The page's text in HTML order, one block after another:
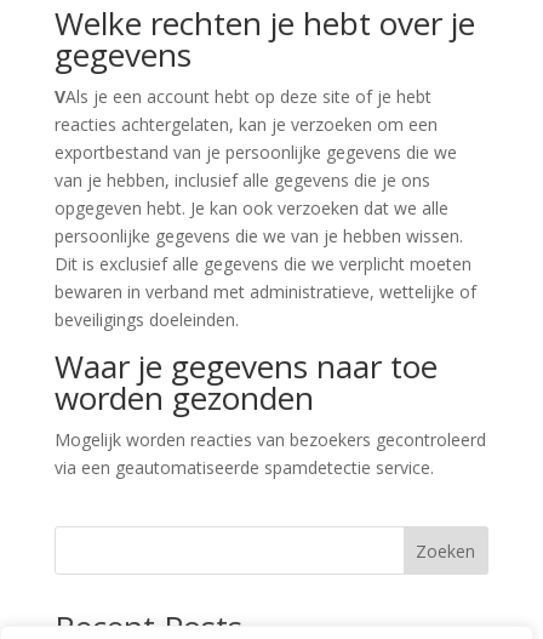
Welke rechten je hebt over je
gegevens
VAls je een account hebt op deze site of je hebt
reacties achtergelaten, kan je verzoeken om een
exportbestand van je persoonlijke gegevens die we
van je hebben, inclusief alle gegevens die je ons
opgegeven hebt. Je kan ook verzoeken dat we alle
persoonlijke gegevens die we van je hebben wissen.
Dit is exclusief alle gegevens die we verplicht moeten
bewaren in verband met administratieve, wettelijke of
beveiligings doeleinden.
Waar je gegevens naar toe
worden gezonden
Mogelijk worden reacties van bezoekers gecontroleerd
via een geautomatiseerde spamdetectie service.
Zoeken
Recent Posts